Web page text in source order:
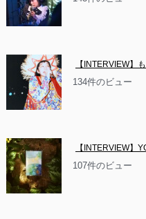
【INTERVIEW】
134件のビュー
【INTERVIEW】
107件のビュー